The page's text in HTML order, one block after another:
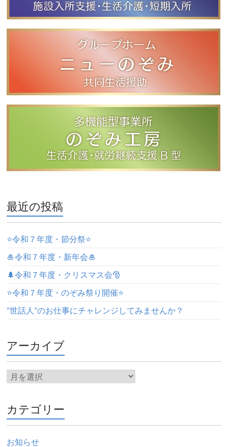
最近の投稿
⭐️令和７年度・節分祭⭐️
🎍令和７年度・新年会🎍
🌲令和７年度・クリスマス会🎅
⭐️令和７年度・のぞみ祭り開催⭐️
“世話人”のお仕事にチャレンジしてみませんか？
アーカイブ
カテゴリー
お知らせ